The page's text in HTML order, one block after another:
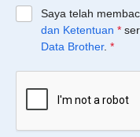
Saya telah
dan Ketentuan *
Data Brother. *